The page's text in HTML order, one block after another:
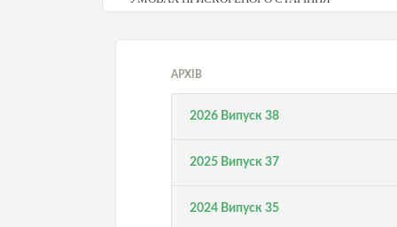
АРХІВ
2026 Випуск 38
2025 Випуск 37
2024 Випуск 35